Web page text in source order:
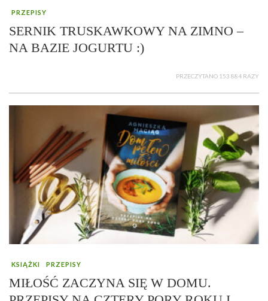
PRZEPISY
SERNIK TRUSKAWKOWY NA ZIMNO –
NA BAZIE JOGURTU :)
PRZECZYTANO 153 884 RAZY
KSIĄŻKI PRZEPISY
MIŁOŚĆ ZACZYNA SIĘ W DOMU.